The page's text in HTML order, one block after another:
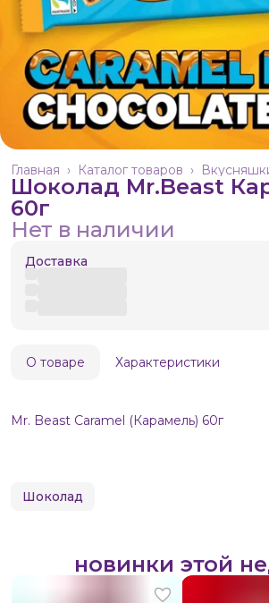
Каталог товаров ›
Главная ›
Шоколад Mr.Beast
60г
Нет в наличии
Доставка
О товаре Характеристики
Mr. Beast Caramel (Карамель) 60г
Шоколад
новинки этой